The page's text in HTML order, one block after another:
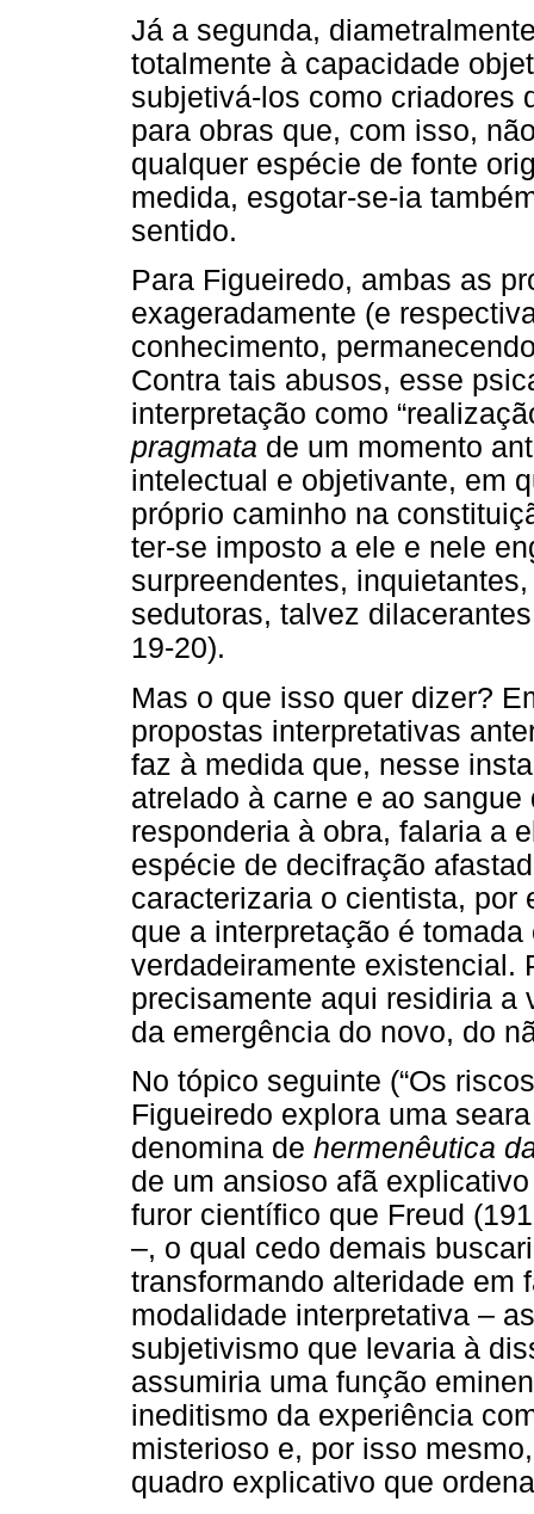
Já a segunda,
totalmente à capacidade
subjetivá-los como criadores
para obras que, com isso,
qualquer espécie de fonte
medida, esgotar-se-ia
sentido.
Para Figueiredo, ambas as
exageradamente (e
conhecimento,
Contra tais abusos, esse
interpretação como
pragmata de um momento
intelectual e objetivante, em
próprio caminho na
ter-se imposto a ele e nele
surpreendentes,
sedutoras, talvez
19-20).
Mas o que isso quer dizer?
propostas interpretativas
faz à medida que, nesse
atrelado à carne e ao
responderia à obra, falaria a
espécie de decifração
caracterizaria o cientista, por
que a interpretação é
verdadeiramente existencial.
precisamente aqui residiria a
da emergência do novo, do
No tópico seguinte (“Os
Figueiredo explora uma
denomina de hermenêutica
de um ansioso afã
furor científico que Freud
–, o qual cedo demais
transformando alteridade em
modalidade interpretativa –
subjetivismo que levaria à
assumiria uma função
ineditismo da experiência
misterioso e, por isso
quadro explicativo que